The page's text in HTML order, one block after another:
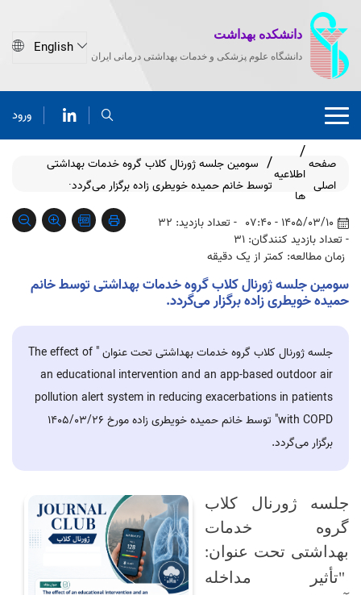
دانشکده بهداشت
دانشگاه علوم پزشکی و خدمات بهداشتی درمانی ایران
ورود
صفحه
اصلی
اطلاعیه
ها
سومین جلسه ژورنال کلاب گروه خدمات بهداشتی
توسط خانم حمیده خویطری زاده برگزار می‌گردد·
1405/03/10 - 07:40
- تعداد بازدید: 32
- تعداد بازدید کنندگان: 31
زمان مطالعه: کمتر از یک دقیقه
سومین جلسه ژورنال کلاب گروه خدمات بهداشتی توسط خانم
حمیده خویطری زاده برگزار می‌گردد.
جلسه ژورنال کلاب گروه خدمات بهداشتی تحت عنوان " The effect of
an educational intervention and an app-based outdoor air
pollution alert system in reducing exacerbations in patients
with COPD" توسط خانم حمیده خویطری زاده مورخ 1405/03/26
برگزار می‌گردد.
جلسه ژورنال کلاب
گروه خدمات
بهداشتی تحت عنوان:
"تأثیر مداخله